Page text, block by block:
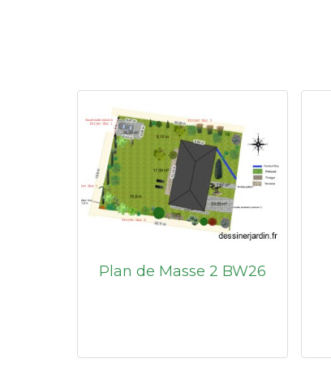
Plan de Masse 2 BW26